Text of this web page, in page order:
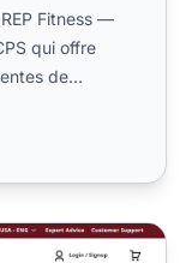
Fitness —
qui offre
de